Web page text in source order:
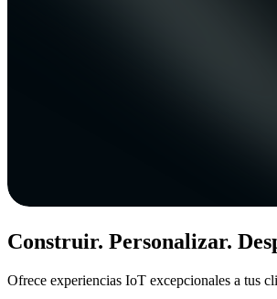
Construir. Personalizar.
Ofrece experiencias IoT excepcionales a tus